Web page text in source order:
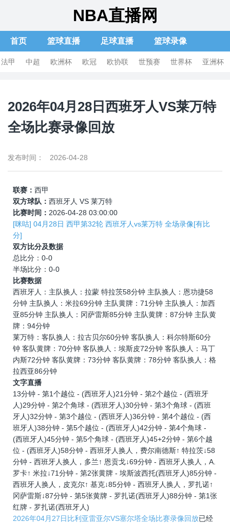
NBA直播网
首页 篮球直播 足球直播 篮球录像
足球录像 体育新闻 篮球集锦 足球集锦
法甲 中超 欧洲杯 欧冠 欧协联 世预赛 世界杯 亚洲杯
2026年04月28日西班牙人VS莱万特
全场比赛录像回放
发布时间： 2026-04-28
联赛： 西甲
双方球队： 西班牙人 VS 莱万特
比赛时间： 2026-04-28 03:00:00
[咪咕] 04月28日 西甲第32轮 西班牙人vs莱万特 全场录像[有比
分]
双方比分及数据
总比分：0-0
半场比分：0-0
比赛数据
西班牙人：主队换人：拉蒙 特拉茨58分钟 主队换人：恩功捷58
分钟 主队换人：米拉69分钟 主队黄牌：71分钟 主队换人：加西
亚85分钟 主队换人：冈萨雷斯85分钟 主队黄牌：87分钟 主队黄
牌：94分钟
莱万特：客队换人：拉古贝尔60分钟 客队换人：科尔特斯60分
钟 客队黄牌：70分钟 客队换人：埃斯皮72分钟 客队换人：马丁
内斯72分钟 客队黄牌：73分钟 客队黄牌：78分钟 客队换人：格
拉西亚86分钟
文字直播
13分钟 - 第1个越位 - (西班牙人)21分钟 - 第2个越位 - (西班牙
人)29分钟 - 第2个角球 - (西班牙人)30分钟 - 第3个角球 - (西班
牙人)32分钟 - 第3个越位 - (西班牙人)36分钟 - 第4个越位 - (西
班牙人)38分钟 - 第5个越位 - (西班牙人)42分钟 - 第4个角球 -
(西班牙人)45分钟 - 第5个角球 - (西班牙人)45+2分钟 - 第6个越
位 - (西班牙人)58分钟 - 西班牙人换人，费尔南德斯↑ 特拉茨↓58
分钟 - 西班牙人换人，多兰↑ 恩贡戈↓69分钟 - 西班牙人换人，A.
罗卡↑ 米拉↓71分钟 - 第2张黄牌 - 埃斯波西托(西班牙人)85分钟 -
西班牙人换人，皮克尔↑ 基克↓85分钟 - 西班牙人换人，罗扎诺↑
冈萨雷斯↓87分钟 - 第5张黄牌 - 罗扎诺(西班牙人)88分钟 - 第1张
红牌 - 罗扎诺(西班牙人)
2026年04月27日比利亚雷亚尔VS塞尔塔全场比赛录像回放已经